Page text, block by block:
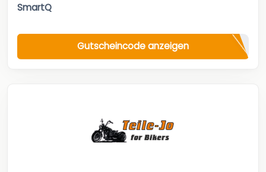
SmartQ
Gutscheincode anzeigen